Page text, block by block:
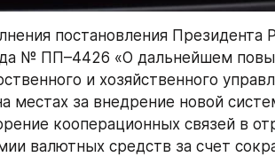
постановления Президента
№ ПП–4426 «О дальнейшем
и хозяйственного
местах за внедрение новой
кооперационных связей в
валютных средств за счет